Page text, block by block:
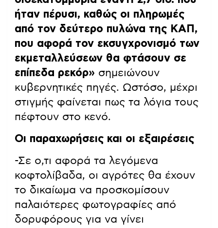
ήταν πέρυσι, καθώς οι πληρωμές
από τον δεύτερο πυλώνα της ΚΑΠ,
που αφορά τον εκσυγχρονισμό των
εκμεταλλεύσεων θα φτάσουν σε
επίπεδα ρεκόρ» σημειώνουν
κυβερνητικές πηγές. Ωστόσο, μέχρι
στιγμής φαίνεται πως τα λόγια τους
πέφτουν στο κενό.
Οι παραχωρήσεις και οι εξαιρέσεις
-Σε ο,τι αφορά τα λεγόμενα
κοφτολίβαδα, οι αγρότες θα έχουν
το δικαίωμα να προσκομίσουν
παλαιότερες φωτογραφίες από
δορυφόρους για να γίνει